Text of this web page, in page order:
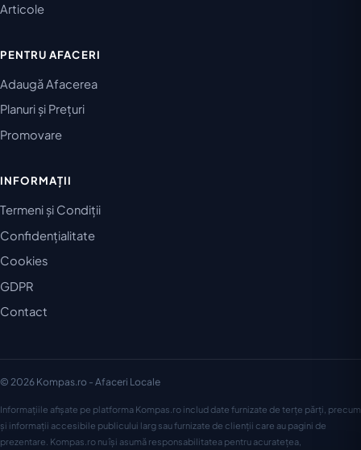
Articole
PENTRU AFACERI
Adaugă Afacerea
Planuri și Prețuri
Promovare
INFORMAȚII
Termeni și Condiții
Confidențialitate
Cookies
GDPR
Contact
© 2026 Kompas.ro - Afaceri Locale
Informațiile afișate pe platforma Kompas.ro includ date furnizate de terțe părți, precum
și informații accesibile publicului larg sau furnizate de clienții care au pagini de
prezentare. Kompas.ro nu își asumă responsabilitatea pentru acuratețea,